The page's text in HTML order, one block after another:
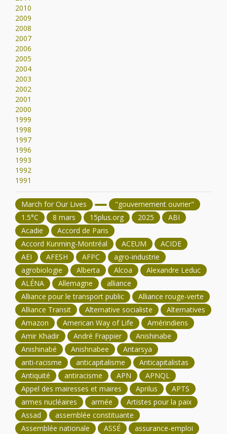
2010
2009
2008
2007
2006
2005
2004
2003
2002
2001
2000
1999
1998
1997
1996
1993
1992
1991
March for Our Lives
"gouvernement ouvrier"
1.5°C
8 mars 15plus.org 2025
ABI
Acadie
Accord de Paris
Accord Kunming-Montréal
ACEUM
ACIDE
AEI
AFESH AFPC
agro-industrie
agrobiologie
Alberta Alcoa
Alexandre Leduc
ALÉNA
Allemagne
alliance
Alliance pour le transport public
Alliance rouge-verte
Alliance Transit
Alternative socialiste
Alternatives
Amazon
American Way of Life
Amérindiens
Amir Khadir
André Frappier
Anishinabe
Anishinabé
Anishnabee
Antarsya
anti-racisme
anticapitalisme
Anticapitalistas
Antiquité
antiracisme APN
APNQL
Appel des mairesses et maires
Aprilus
APTS
armes nucléaires
armée
Artistes pour la paix
Assad
assemblée constituante
Assemblée nationale
ASSÉ assurance-emploi